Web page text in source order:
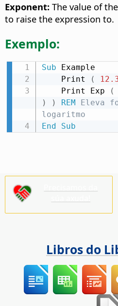
Exponent: The value of
to raise the expression to.
Exemplo:
Sub Example
    Print
(
    Print Exp
(
)
) REM Eleva
logaritmo
End
Sub
Libros do